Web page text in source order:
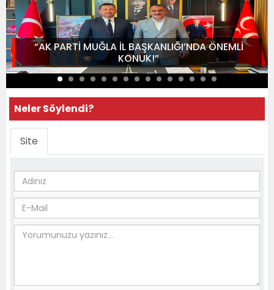
“AK PARTİ MUĞLA İL BAŞKANLIĞI’NDA ÖNEMLİ
KONUK!”
Neler Söylendi?
Site